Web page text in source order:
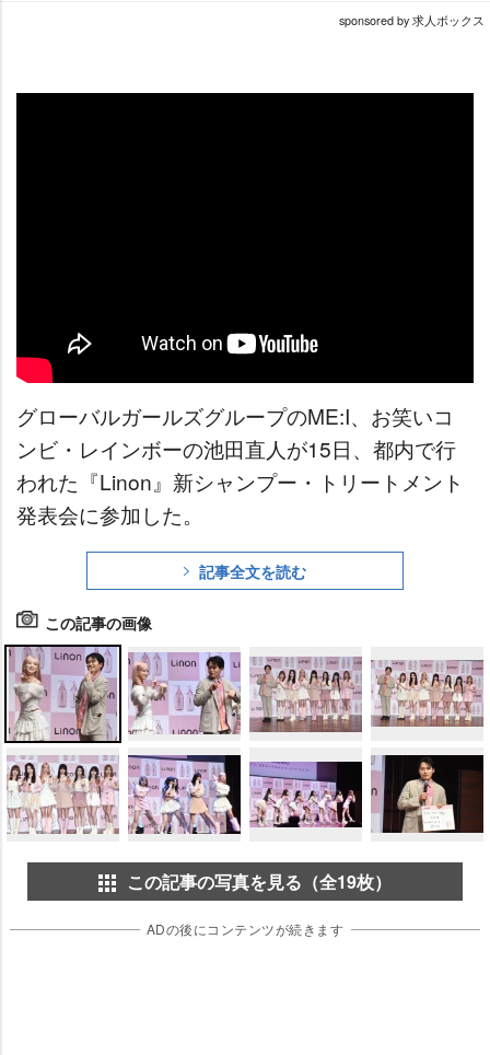
sponsored by 求人ボックス
グローバルガールズグループのME:I、お笑いコ
ンビ・レインボーの池田直人が15日、都内で行
われた『Linon』新シャンプー・トリートメント
発表会に参加した。
記事全文を読む
この記事の画像
この記事の写真を見る（全19枚）
ADの後にコンテンツが続きます